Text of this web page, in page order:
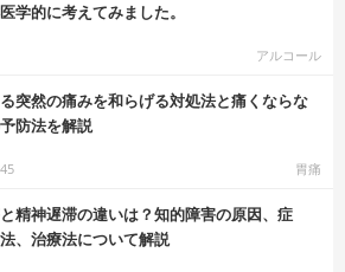
学的に考えてみました。
アルコール
突然の痛みを和らげる対処法と痛くならな
防法を解説
胃痛
精神遅滞の違いは？知的障害の原因、症
、治療法について解説